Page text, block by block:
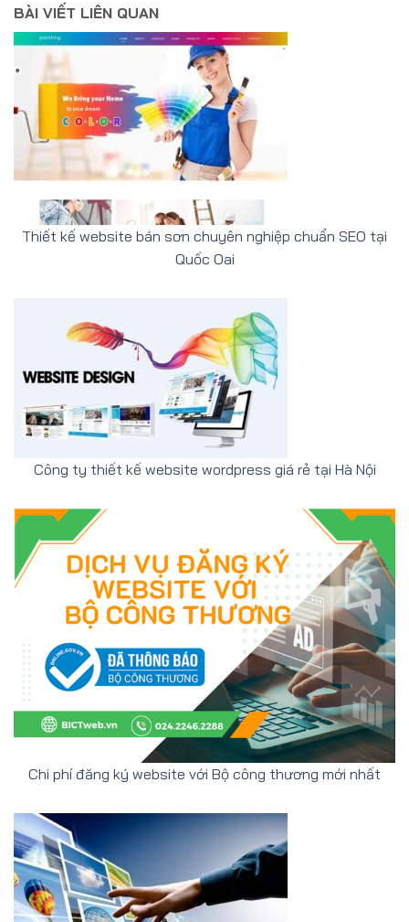
BÀI VIẾT LIÊN QUAN
Thiết kế website bán sơn chuyên nghiệp chuẩn SEO tại
Quốc Oai
Công ty thiết kế website wordpress giá rẻ tại Hà Nội
Chi phí đăng ký website với Bộ công thương mới nhất